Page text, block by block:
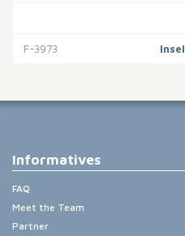
F-3973
Informatives
FAQ
Meet the Team
Partner